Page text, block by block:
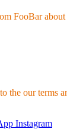
FooBar
the our terms
Instagram